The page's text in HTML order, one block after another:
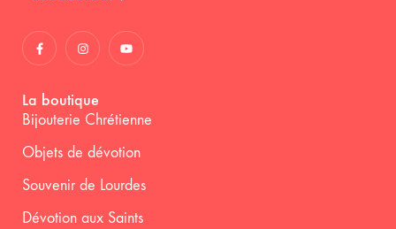
La boutique
Bijouterie Chrétienne
Objets de dévotion
Souvenir de Lourdes
Dévotion aux Saints